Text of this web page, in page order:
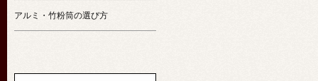
アルミ・竹粉筒の選び方